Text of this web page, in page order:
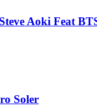
Aoki Feat
Soler